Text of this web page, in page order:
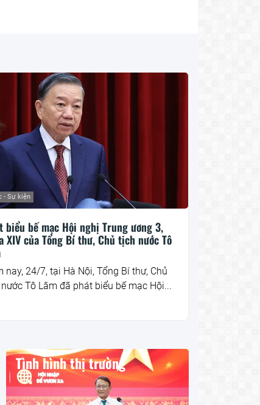
- Sự kiện
biểu bế mạc Hội nghị Trung ương 3,
XIV của Tổng Bí thư, Chủ tịch nước Tô
nay, 24/7, tại Hà Nội, Tổng Bí thư, Chủ
Tô Lâm đã phát biểu bế mạc Hội...
Tình hình thị trường